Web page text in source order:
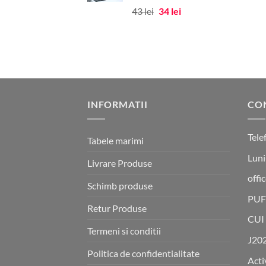
43lei Prețul
34 leiPrețul
INFORMATII
Tabele marimi
Livrare Produse
Schimb produse
Retur Produse
Termeni si conditii
Politica de confidentialitate
CUI